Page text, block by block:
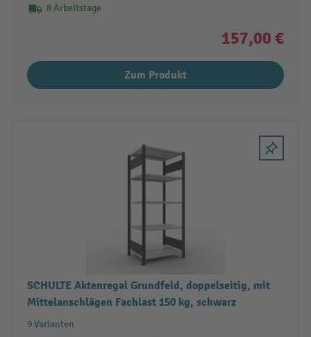
8 Arbeitstage
157,00 €
Zum Produkt
SCHULTE Aktenregal Grundfeld, doppelseitig, mit
Mittelanschlägen Fachlast 150 kg, schwarz
9 Varianten